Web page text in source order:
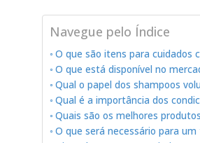
Navegue pelo Índice
O que são itens para cuidados
O que está disponível no
Qual o papel dos shampoos
Qual é a importância dos
Quais são os melhores
O que será necessário para